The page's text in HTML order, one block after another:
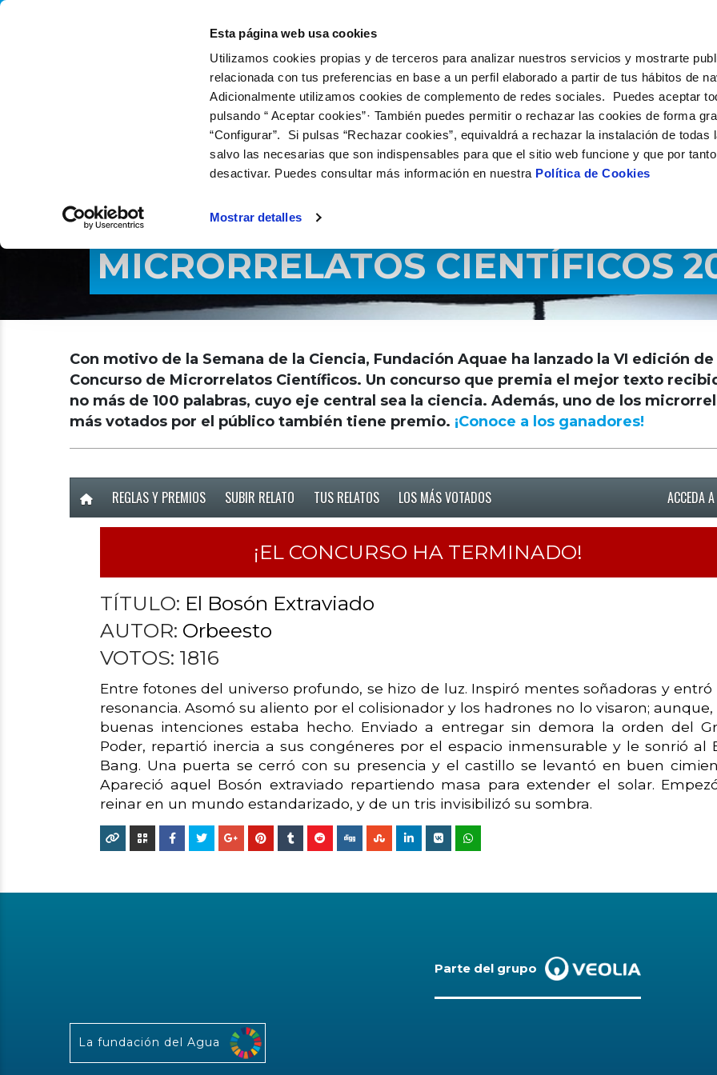
Esta página web usa cookies
Utilizamos cookies propias y de terceros para analizar nuestros servicios y mostrarte
relacionada con tus preferencias en base a un perfil elaborado a partir de tus hábitos de
Adicionalmente utilizamos cookies de complemento de redes sociales. Puedes aceptar
pulsando “ Aceptar cookies”· También puedes permitir o rechazar las cookies de forma
“Configurar”. Si pulsas “Rechazar cookies”, equivaldrá a rechazar la instalación de todas
salvo las necesarias que son indispensables para que el sitio web funcione y que por
desactivar. Puedes consultar más información en nuestra Política de Cookies
Mostrar detalles
MICRORRELATOS CIENTÍFICOS
Con motivo de la Semana de la Ciencia, Fundación Aquae ha lanzado la VI edición de
Concurso de Microrrelatos Científicos. Un concurso que premia el mejor texto
no más de 100 palabras, cuyo eje central sea la ciencia. Además, uno de los
más votados por el público también tiene premio. ¡Conoce a los ganadores!
REGLAS Y PREMIOS SUBIR RELATO TUS RELATOS LOS MÁS VOTADOS ACCEDA
¡EL CONCURSO HA TERMINADO!
TÍTULO: El Bosón Extraviado
AUTOR: Orbeesto
VOTOS: 1816
Entre fotones del universo profundo, se hizo de luz. Inspiró mentes soñadoras y entró
resonancia. Asomó su aliento por el colisionador y los hadrones no lo visaron; aunque,
buenas intenciones estaba hecho. Enviado a entregar sin demora la orden del
Poder, repartió inercia a sus congéneres por el espacio inmensurable y le sonrió al
Bang. Una puerta se cerró con su presencia y el castillo se levantó en buen
Apareció aquel Bosón extraviado repartiendo masa para extender el solar.
reinar en un mundo estandarizado, y de un tris invisibilizó su sombra.
Parte del grupo
La fundación del Agua